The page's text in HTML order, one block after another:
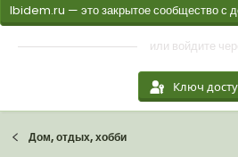
Ibidem.ru — это закрытое сообщество с
или войдите
Ключ
Дом, отдых, хобби